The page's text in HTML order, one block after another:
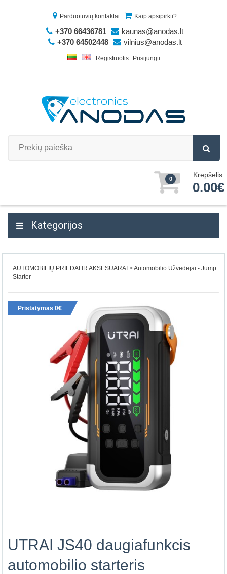
Parduotuvių kontaktai Kaip apsipirkti?
+370 66436781
kaunas@anodas.lt
+370 64502448
vilnius@anodas.lt
Registruotis Prisijungti
0 Krepšelis:
0.00€
Kategorijos
AUTOMOBILIŲ PRIEDAI IR AKSESUARAI
Automobilio Užvedėjai - Jump
Starter
Pristatymas 0€
UTRAI JS40 daugiafunkcis
automobilio starteris